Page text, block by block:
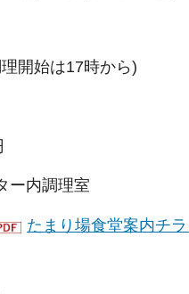
開始は17時から)
ー内調理室
たまり場食堂案内チ